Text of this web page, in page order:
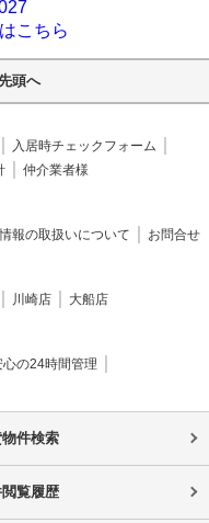
こちら
頭へ
入居時チェックフォーム
仲介業者様
報の取扱いについて お問合せ
川崎店 大船店
心の24時間管理
件検索
覧履歴